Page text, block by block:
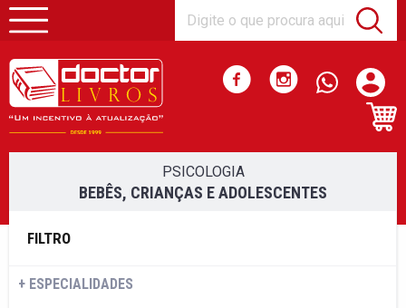
PSICOLOGIA
BEBÊS, CRIANÇAS E ADOLESCENTES
FILTRO
ESPECIALIDADES